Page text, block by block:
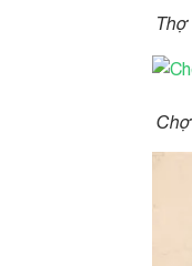
Thợ